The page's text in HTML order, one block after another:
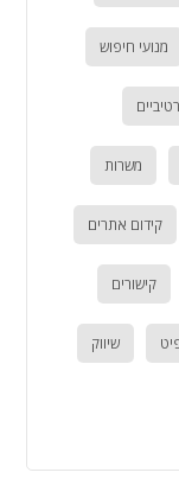
מנועי חיפוש
משרות
קידום אתרים
קישורים
שיווק